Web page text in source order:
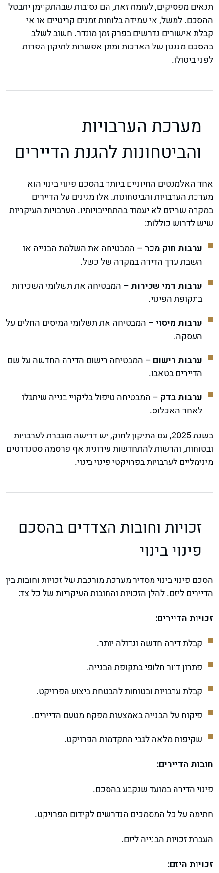
תנאים מפסיקים, לעומת זאת, הם נסיבות שבהתקיימן יתבטל
ההסכם. למשל, אי עמידה בלוחות זמנים קריטיים או אי
קבלת אישורים נדרשים בפרק זמן מוגדר. חשוב לשלב
בהסכם מנגנון של הארכות ומתן אפשרות לתיקון הפרות
לפני ביטולו.
מערכת הערבויות
והביטחונות להגנת הדיירים
אחד האלמנטים החיוניים ביותר בהסכם פינוי בינוי הוא
מערכת הערבויות והביטחונות. אלו מגינים על הדיירים
במקרה שהיזם לא יעמוד בהתחייבויותיו. הערבויות העיקריות
שיש לדרוש כוללות:
ערבות חוק מכר – המבטיחה את השלמת הבנייה או
השבת ערך הדירה במקרה של כשל.
ערבות דמי שכירות – המבטיחה את תשלומי השכירות
בתקופת הפינוי.
ערבות מיסוי– המבטיחה את תשלומי המיסים החלים על
העסקה.
ערבות רישום – המבטיחה רישום הדירה החדשה על שם
הדיירים בטאבו.
ערבות בדק – המבטיחה טיפול בליקויי בנייה שיתגלו
לאחר האכלוס.
בשנת 2025, עם התיקון לחוק, יש דרישה מוגברת לערבויות
ובטוחות, והרשות להתחדשות עירונית אף פרסמה סטנדרטים
מינימליים לערבויות בפרויקטי פינוי בינוי.
זכויות וחובות הצדדים בהסכם
פינוי בינוי
הסכם פינוי בינוי מסדיר מערכת מורכבת של זכויות וחובות בין
הדיירים ליזם. להלן הזכויות והחובות העיקריות של כל צד:
זכויות הדיירים:
קבלת דירה חדשה וגדולה יותר.
פתרון דיור חלופי בתקופת הבנייה.
קבלת ערבויות ובטוחות להבטחת ביצוע הפרויקט.
פיקוח על הבנייה באמצעות מפקח מטעם הדיירים.
שקיפות מלאה לגבי התקדמות הפרויקט.
חובות הדיירים:
פינוי הדירה במועד שנקבע בהסכם.
חתימה על כל המסמכים הנדרשים לקידום הפרויקט.
העברת זכויות הבנייה ליזם.
זכויות היזם: